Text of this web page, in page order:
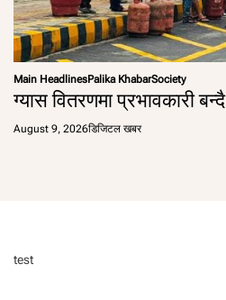
Main HeadlinesPalika KhabarSociety
ग्यास वितरणमा प्रभावकारी
August 9, 2026डिजिटल खबर
test